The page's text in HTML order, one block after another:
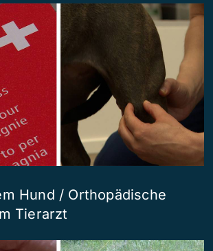
Hund / Orthopädische
Tierarzt